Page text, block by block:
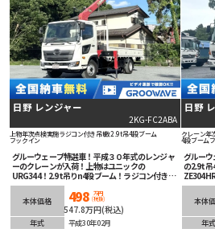
日野 レンジャー
2KG-FC2ABA
上物年次点検実施ラジコン付き吊t数2.9t吊4段ブーム
フックイン
グルーウェーブ特選車！平成３０年式のレンジャ
ーのクレーンが入荷！上物はユニックの
URG344！2.9t吊りn4段ブーム！ラジコン付き！
190馬力のオートマチック！運転楽々！根太も床
板も状態良好！シートも綺麗でかっこいいので心
地よくお使いいただけます！走行距離も短くまだ
まだこれからの１台！ETC車載器も装着済み！
本体価格 498 万円
(税抜)
547.8万円(税込)
年式
平成30年02月
日野
クレーン年
4段ブーム
グルー
の2.9t吊
ETC車載
ススメ
本体
年式